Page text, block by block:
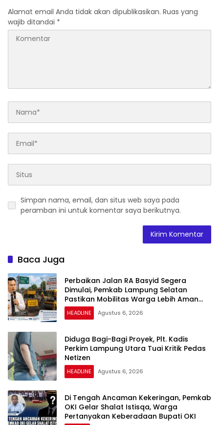
Alamat email Anda tidak akan dipublikasikan. Ruas yang
wajib ditandai *
Simpan nama, email, dan situs web saya pada
peramban ini untuk komentar saya berikutnya.
Baca Juga
Perbaikan Jalan RA Basyid Segera
Dimulai, Pemkab Lampung Selatan
Pastikan Mobilitas Warga Lebih Aman
dan Nyaman
HEADLINE Agustus 6, 2026
Diduga Bagi-Bagi Proyek, Plt. Kadis
Perkim Lampung Utara Tuai Kritik Pedas
Netizen
HEADLINE Agustus 6, 2026
Di Tengah Ancaman Kekeringan, Pemkab
OKI Gelar Shalat Istisqa, Warga
Pertanyakan Keberadaan Bupati OKI